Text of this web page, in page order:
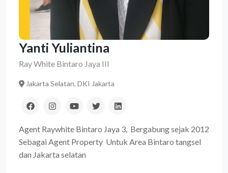
Yanti Yuliantina
Ray White Bintaro Jaya III
Jakarta Selatan, DKI Jakarta
Agent Raywhite Bintaro Jaya 3, Bergabung sejak 2012
Sebagai Agent Property Untuk Area Bintaro tangsel
dan Jakarta selatan